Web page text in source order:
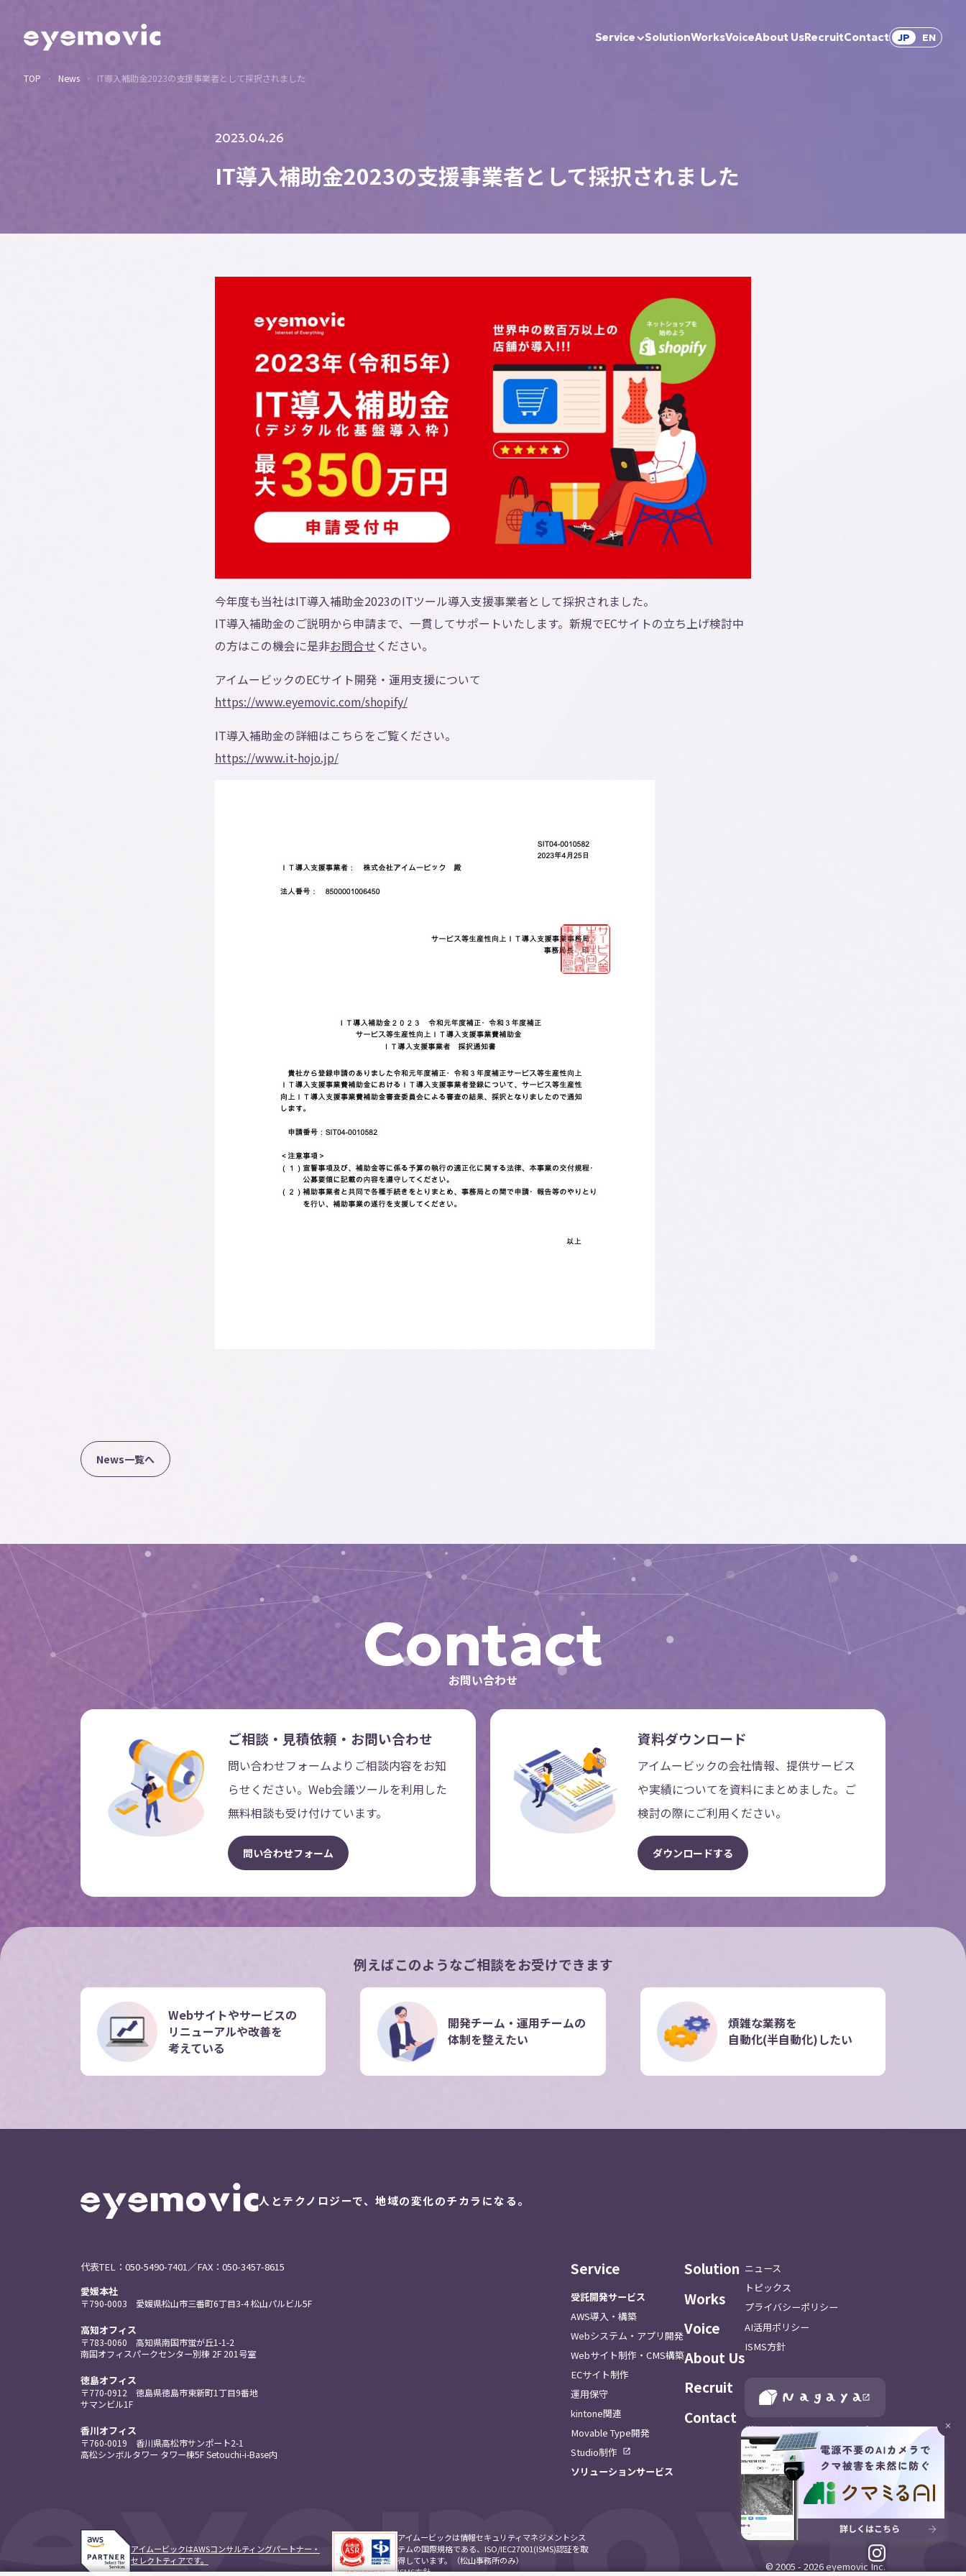
Service SolutionWorksVoiceAbout UsRecruitContact JP EN
TOP News IT導入補助金2023の支援事業者として採択されました
2023.04.26
IT導入補助金2023の支援事業者として採択されました
今年度も当社はIT導入補助金2023のITツール導入支援事業者として採択されました。
IT導入補助金のご説明から申請まで、一貫してサポートいたします。新規でECサイトの立ち上げ検討中
の方はこの機会に是非お問合せください。
アイムービックのECサイト開発・運用支援について
https://www.eyemovic.com/shopify/
IT導入補助金の詳細はこちらをご覧ください。
https://www.it-hojo.jp/
News一覧へ
Contact
お問い合わせ
ご相談・見積依頼・お問い合わせ
問い合わせフォームよりご相談内容をお知
らせください。Web会議ツールを利用した
無料相談も受け付けています。
問い合わせフォーム
資料ダウンロード
アイムービックの会社情報、提供サービス
や実績についてを資料にまとめました。ご
検討の際にご利用ください。
ダウンロー ドする
例えばこのようなご相談をお受けできます
Webサイトやサービスの
リニューアルや改善を
考えている
開発チーム・運用チームの
体制を整えたい
煩雑な業務を
自動化(半自動化)したい
人とテクノロジーで、地域の変化のチカラになる。
代表TEL： 050-5490-7401／FAX：050-3457-8615
愛媛本社
〒790-0003 愛媛県松山市三番町6丁目3-4松山パルビル5F
高知オフィス
〒783-0060 高知県南国市蛍が丘1-1-2
南国オフィスパークセンター別棟 2F 201号室
徳島オフィス
〒770-0912 徳島県徳島市東新町1丁目9番地
サマンビル1F
香川オフィス
〒760-0019 香川県高松市サンポート2-1
高松シンボルタワー タワー棟5FSetouchi-i-Base内
Service
受託開発サービス
AWS導入・構築
Webシステム・アプリ開発
Webサイト制作・CMS構築
ECサイト制作
運用保守
kintone関連
Movable Type開発
Studio制作
ソリューションサービス
Solution
Works
Voice
About Us
Recruit
Contact
ニュース
トピックス
プライバシーポリシー
AI活用ポリシー
ISMS方針
(⁨⁩株)アイムービックはNagayaホールディン
グスの一員です
アイムービックはAWSコンサルティングパートナー・
セレクトティアです。
アイムービックは情報セキュリティマネジメントシス
テムの国際規格である、ISO/IEC27001(ISMS)認証を取
得しています。（松山事務所のみ）
ISMS方針
© 2005 - 2026 eyemovic Inc.
×